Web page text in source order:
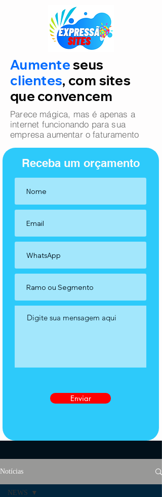
Aumenteseus
clientes, com sites
que convencem
Parece mágica, mas é apenas a
internet funcionando para sua
empresa aumentar o faturamento
Receba um orçamento
Enviar
Notícias
NEWS